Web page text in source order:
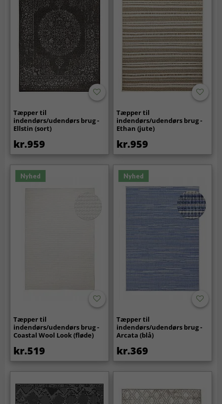
Tæpper til
indendørs/udendørs brug -
Ellstin (sort)
kr.959
Tæpper til
indendørs/udendørs brug -
Ethan (jute)
kr.959
Nyhed
Tæpper til
indendørs/udendørs brug -
Coastal Wool Look (fløde)
kr.519
Nyhed
Tæpper til
indendørs/udendørs brug -
Arcata (blå)
kr.369